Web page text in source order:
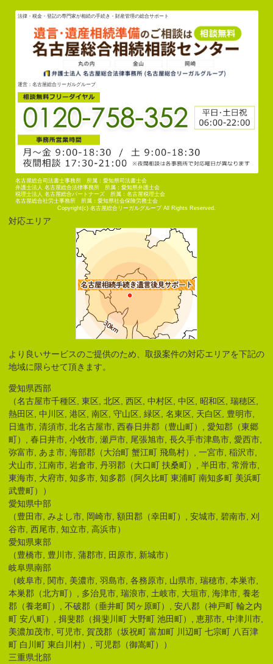
法律・税金・登記の専門家が相続の手続き・財産管理の総合サポート
運営：名古屋総合リーガルグループ
名古屋総合司法書士事務所 所属：愛知県司法書士会
弁護士法人 名古屋総合法律事務所 所属：愛知県弁護士会
税理士法人 名古屋総合パートナーズ 所属：名古屋税理士会
名古屋総合社労士事務所 所属：愛知県社会保険労務士会
Copyright(c) 名古屋総合リーガルグループ All Rights Reserved.
対応エリア
より良いサービスのご提供のため、取扱案件の対応エリアを下記の
地域に限らせて頂きます。
愛知県西部
（名古屋市千種区, 東区, 北区, 西区, 中村区, 中区, 昭和区, 瑞穂区,
熱田区, 中川区, 港区, 南区, 守山区, 緑区, 名東区, 天白区, 豊明市,
日進市, 清須市, 北名古屋市, 西春日井郡（豊山町）, 愛知郡（東郷
町）, 春日井市, 小牧市, 瀬戸市, 尾張旭市, 長久手市津島市, 愛西市,
弥富市, あま市, 海部郡（大治町 蟹江町 飛島村）, 一宮市, 稲沢市,
犬山市, 江南市, 岩倉市, 丹羽郡（大口町 扶桑町）, 半田市, 常滑市,
東海市, 大府市, 知多市, 知多郡（阿久比町 東浦町 南知多町 美浜町
武豊町））
愛知県中部
（豊田市, みよし市, 岡崎市, 額田郡（幸田町）, 安城市, 碧南市, 刈
谷市, 西尾市, 知立市, 高浜市）
愛知県東部
（豊橋市, 豊川市, 蒲郡市, 田原市, 新城市）
岐阜県南部
（岐阜市, 関市, 美濃市, 羽島市, 各務原市, 山県市, 瑞穂市, 本巣市,
本巣郡（北方町）, 多治見市, 瑞浪市, 土岐市, 大垣市, 海津市, 養老
郡（養老町）, 不破郡（垂井町 関ヶ原町）, 安八郡（神戸町 輪之内
町 安八町）, 揖斐郡（揖斐川町 大野町 池田町）, 恵那市, 中津川市,
美濃加茂市, 可児市, 賀茂郡（坂祝町 富加町 川辺町 七宗町 八百津
町 白川町 東白川村）, 可児郡（御嵩町））
三重県北部